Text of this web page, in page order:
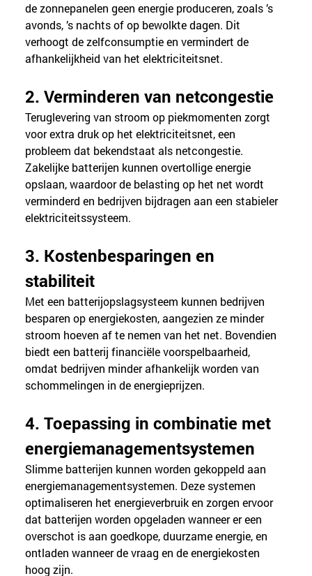
de zonnepanelen geen energie produceren, zoals ’s
avonds, ’s nachts of op bewolkte dagen. Dit
verhoogt de zelfconsumptie en vermindert de
afhankelijkheid van het elektriciteitsnet.
2. Verminderen van netcongestie
Teruglevering van stroom op piekmomenten zorgt
voor extra druk op het elektriciteitsnet, een
probleem dat bekendstaat als netcongestie.
Zakelijke batterijen kunnen overtollige energie
opslaan, waardoor de belasting op het net wordt
verminderd en bedrijven bijdragen aan een stabieler
elektriciteitssysteem.
3. Kostenbesparingen en
stabiliteit
Met een batterijopslagsysteem kunnen bedrijven
besparen op energiekosten, aangezien ze minder
stroom hoeven af te nemen van het net. Bovendien
biedt een batterij financiële voorspelbaarheid,
omdat bedrijven minder afhankelijk worden van
schommelingen in de energieprijzen.
4. Toepassing in combinatie met
energiemanagementsystemen
Slimme batterijen kunnen worden gekoppeld aan
energiemanagementsystemen. Deze systemen
optimaliseren het energieverbruik en zorgen ervoor
dat batterijen worden opgeladen wanneer er een
overschot is aan goedkope, duurzame energie, en
ontladen wanneer de vraag en de energiekosten
hoog zijn.